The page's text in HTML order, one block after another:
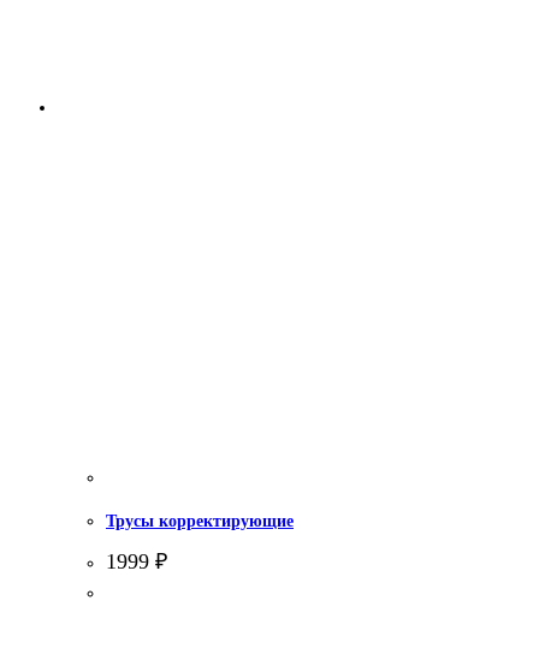
Трусы корректирующие
1999 ₽